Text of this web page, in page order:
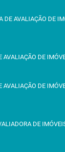
DE AVALIAÇÃO DE
AVALIAÇÃO DE
AVALIAÇÃO DE
DE